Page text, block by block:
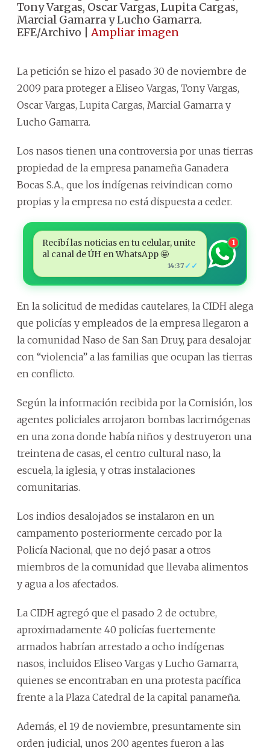
Tony Vargas, Oscar Vargas, Lupita Cargas,
Marcial Gamarra y Lucho Gamarra.
EFE/Archivo |Ampliar imagen
La petición se hizo el pasado 30 de noviembre de
2009 para proteger a Eliseo Vargas, Tony Vargas,
Oscar Vargas, Lupita Cargas, Marcial Gamarra y
Lucho Gamarra.
Los nasos tienen una controversia por unas tierras
propiedad de la empresa panameña Ganadera
Bocas S.A., que los indígenas reivindican como
propias y la empresa no está dispuesta a ceder.
Recibí las noticias en tu celular, unite
al canal de ÚH en WhatsApp 🤩
14:37 ✓✓
1
En la solicitud de medidas cautelares, la CIDH alega
que policías y empleados de la empresa llegaron a
la comunidad Naso de San San Druy, para desalojar
con “violencia” a las familias que ocupan las tierras
en conflicto.
Según la información recibida por la Comisión, los
agentes policiales arrojaron bombas lacrimógenas
en una zona donde había niños y destruyeron una
treintena de casas, el centro cultural naso, la
escuela, la iglesia, y otras instalaciones
comunitarias.
Los indios desalojados se instalaron en un
campamento posteriormente cercado por la
Policía Nacional, que no dejó pasar a otros
miembros de la comunidad que llevaba alimentos
y agua a los afectados.
La CIDH agregó que el pasado 2 de octubre,
aproximadamente 40 policías fuertemente
armados habrían arrestado a ocho indígenas
nasos, incluidos Eliseo Vargas y Lucho Gamarra,
quienes se encontraban en una protesta pacífica
frente a la Plaza Catedral de la capital panameña.
Además, el 19 de noviembre, presuntamente sin
orden judicial, unos 200 agentes fueron a las